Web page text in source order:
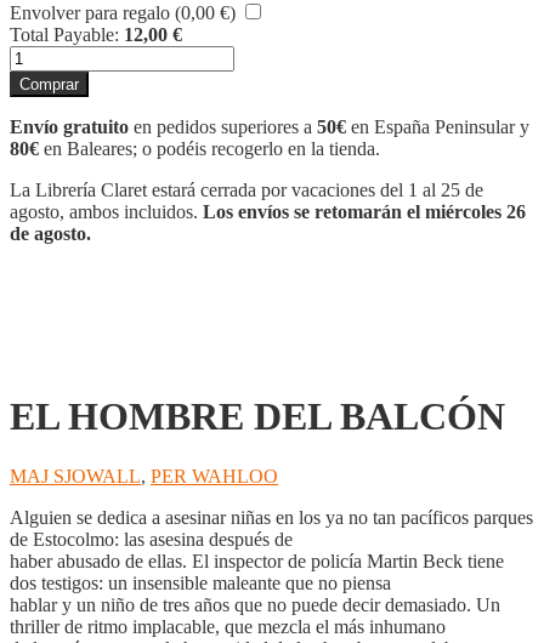
Envolver para regalo (0,00 €)
Total Payable: 12,00 €
EL
HOMBRE
DEL
BALCÓN
cantidad
Comprar
Envío gratuito en pedidos superiores a 50€ en España Peninsular y
80€ en Baleares; o podéis recogerlo en la tienda.
La Librería Claret estará cerrada por vacaciones del 1 al 25 de
agosto, ambos incluidos. Los envíos se retomarán el miércoles 26
de agosto.
EL HOMBRE DEL BALCÓN
MAJ SJOWALL, PER WAHLOO
Alguien se dedica a asesinar niñas en los ya no tan pacíficos parques
de Estocolmo: las asesina después de
haber abusado de ellas. El inspector de policía Martin Beck tiene
dos testigos: un insensible maleante que no piensa
hablar y un niño de tres años que no puede decir demasiado. Un
thriller de ritmo implacable, que mezcla el más inhumano